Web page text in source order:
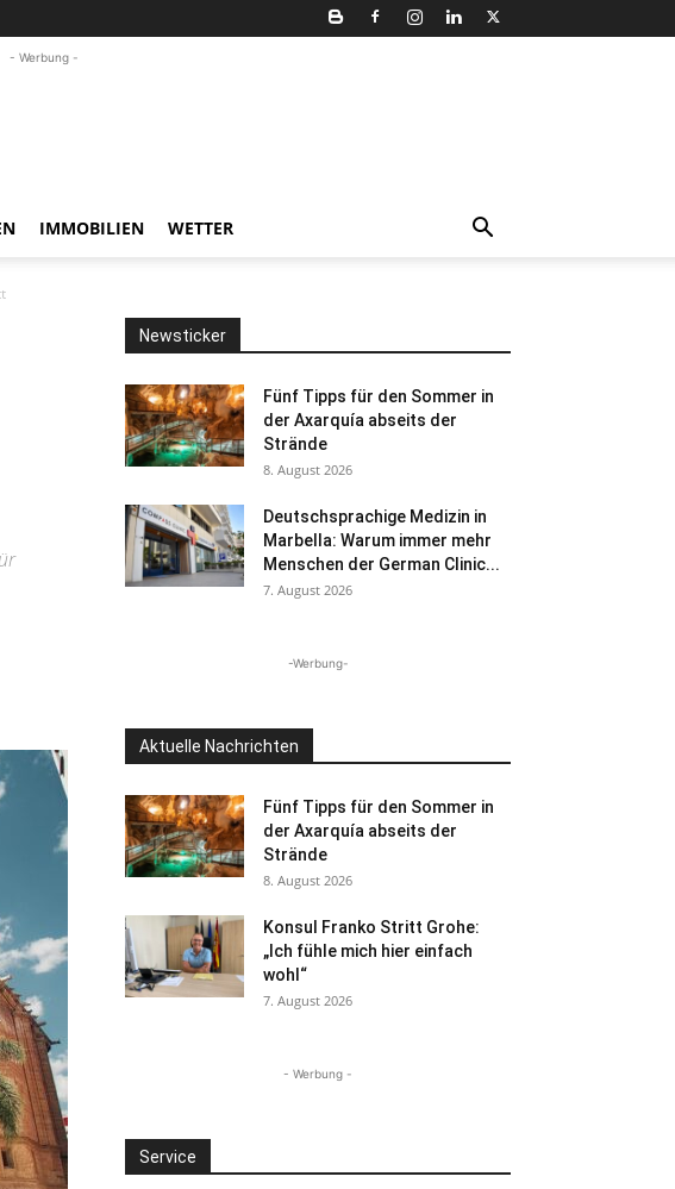
- Werbung -
IMMOBILIEN WETTER
Newsticker
Fünf Tipps für den Sommer in
der Axarquía abseits der
Strände
8. August 2026
Deutschsprachige Medizin in
Marbella: Warum immer mehr
Menschen der German Clinic...
7. August 2026
-Werbung-
Aktuelle Nachrichten
Fünf Tipps für den Sommer in
der Axarquía abseits der
Strände
8. August 2026
Konsul Franko Stritt Grohe:
„Ich fühle mich hier einfach
wohl“
7. August 2026
- Werbung -
Service